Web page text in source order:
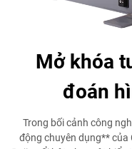
Mở khóa
đoán
Trong bối cảnh công
động chuyên dụng** của